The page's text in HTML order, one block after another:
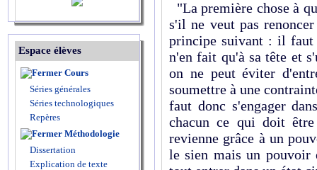
Espace élèves
Cours
Séries générales
Séries technologiques
Repères
Méthodologie
Dissertation
Explication de texte
"La première chose à
s'il ne veut pas
principe suivant : il faut
n'en fait qu'à sa tête et
on ne peut éviter
soumettre à une
faut donc s'engager
chacun ce qui doit
revienne grâce à un
le sien mais un pouvoir